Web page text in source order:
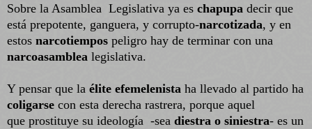
Sobre la Asamblea Legislativa ya es chapupa decir que
está prepotente, ganguera, y corrupto-narcotizada, y en
estos narcotiempos peligro hay de terminar con una
narcoasamblea legislativa.
Y pensar que la élite efemelenista ha llevado al partido ha
coligarse con esta derecha rastrera, porque aquel
que prostituye su ideología -sea diestra o siniestra- es un